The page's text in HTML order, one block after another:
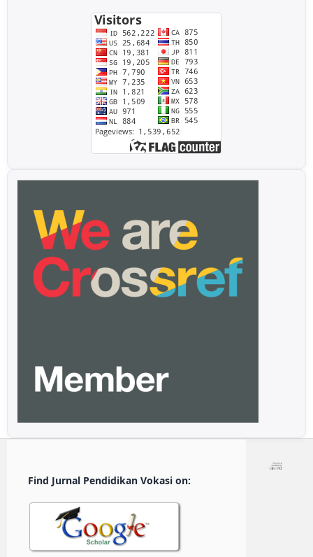
Find Jurnal Pendidikan Vokasi on: